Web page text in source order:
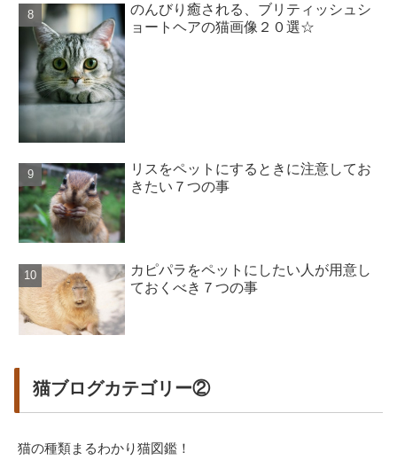
のんびり癒される、ブリティッシュシ
ョートヘアの猫画像２０選☆
リスをペットにするときに注意してお
きたい７つの事
カピパラをペットにしたい人が用意し
ておくべき７つの事
猫ブログカテゴリー②
猫の種類まるわかり猫図鑑！